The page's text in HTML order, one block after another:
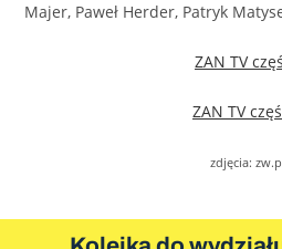
Majer, Paweł Herder, Patryk
ZAN TV
ZAN TV
zdjęcia: